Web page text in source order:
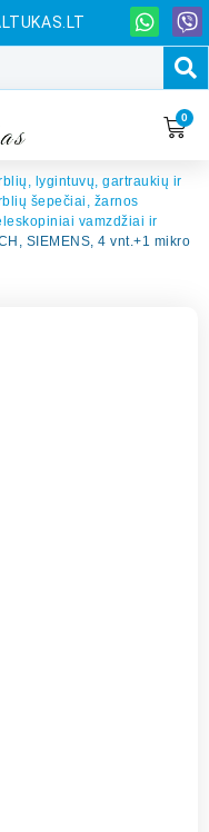
0
lygintuvų, gartraukių ir
šepečiai, žarnos
vamzdžiai ir
SIEMENS, 4 vnt.+1 mikro